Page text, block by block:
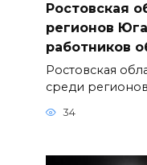
Ростовская
регионов
работников
Ростовская
среди регионов
34